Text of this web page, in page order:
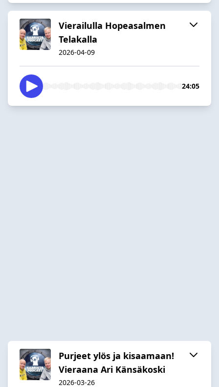
Vierailulla Hopeasalmen
Telakalla
2026-04-09
24:05
Purjeet ylös ja kisaamaan!
Vieraana Ari Känsäkoski
2026-03-26